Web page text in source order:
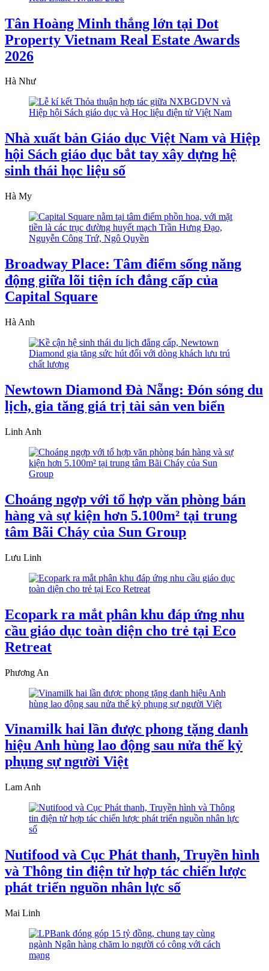
Tân Hoàng Minh thắng lớn tại Dot
Property Vietnam Real Estate Awards
2026
Hà Như
Nhà xuất bản Giáo dục Việt Nam và Hiệp
hội Sách giáo dục bắt tay xây dựng hệ
sinh thái học liệu số
Hà My
Broadway Place: Tâm điểm sống năng
động giữa lõi tiện ích đẳng cấp của
Capital Square
Hà Anh
Newtown Diamond Đà Nẵng: Đón sóng du
lịch, gia tăng giá trị tài sản ven biển
Linh Anh
Choáng ngợp với tổ hợp văn phòng bán
hàng và sự kiện hơn 5.100m² tại trung
tâm Bãi Cháy của Sun Group
Lưu Linh
Ecopark ra mắt phân khu đáp ứng nhu
cầu giáo dục toàn diện cho trẻ tại Eco
Retreat
Phương An
Vinamilk hai lần được phong tặng danh
hiệu Anh hùng lao động sau nửa thế kỷ
phụng sự người Việt
Lam Anh
Nutifood và Cục Phát thanh, Truyền hình
và Thông tin điện tử hợp tác chiến lược
phát triển nguồn nhân lực số
Mai Linh